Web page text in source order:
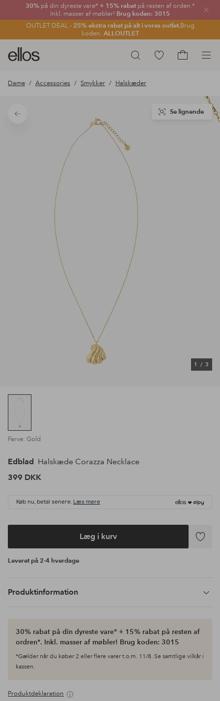
30% på din dyreste vare* + 15% rabatpå resten af orden.*
Inkl. masser af møbler! Brug koden: 3015
OUTLET DEAL - 25% ekstra rabat på alt i vores outlet.Brug
koden: ALLOUTLET
Luk
Søg
Ellos
logo
gå
forsiden
Gå
Dame Accessories Smykker Halskæder
Tilbage
1 / 3
Se lignende
Farve: Gold
Edblad
Halskæde Corazza Necklace
399 DKK
Køb nu, betal senere. Læs mere
Læg i kurv
Tilføj
Leveret på 2-4 hverdage
Produktinformation
30% rabat på din dyreste vare* + 15% rabat på resten af
ordren*. Inkl. masser af møbler! Brug koden: 3015
*Gælder når du køber 2 eller flere varer t.o.m. 11/8. Se samtlige vilkår i
kassen.
Produktdeklaration